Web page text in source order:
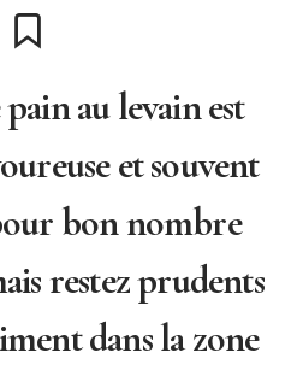
au levain est
et souvent
bon nombre
restez prudents
dans la zone